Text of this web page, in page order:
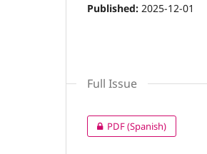
Published: 2025-12-01
Full Issue
PDF (Spanish)